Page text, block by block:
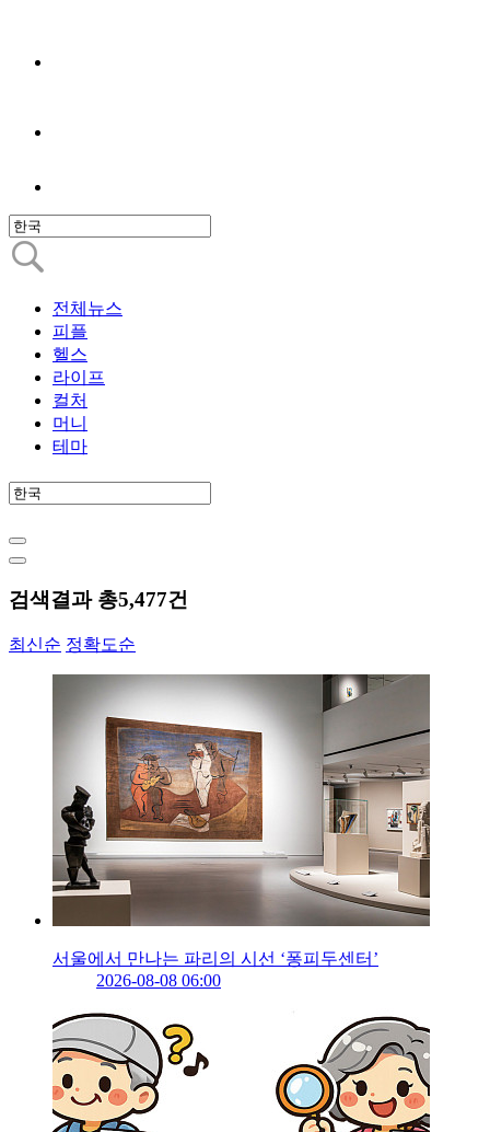
전체뉴스
피플
헬스
라이프
컬처
머니
테마
검색결과 총5,477건
최신순 정확도순
서울에서 만나는 파리의 시선 ‘퐁피두센터’
2026-08-08 06:00